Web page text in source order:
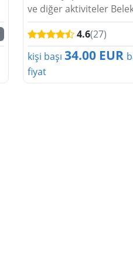
ve diğer aktiviteler Belek
turlar
etkinliklerinin hep bir
ve de kişileri son derece
ettiği b...
4.6(27)
kişi başı 34.00 EUR
fiyat